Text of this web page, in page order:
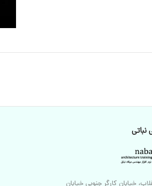
نباتی
خیابان کارگر جنوبی خیابان